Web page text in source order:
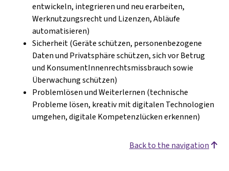
entwickeln, integrieren und neu erarbeiten,
Werknutzungsrecht und Lizenzen, Abläufe
automatisieren)
Sicherheit (Geräte schützen, personenbezogene
Daten und Privatsphäre schützen, sich vor Betrug
und KonsumentInnenrechtsmissbrauch sowie
Überwachung schützen)
Problemlösen und Weiterlernen (technische
Probleme lösen, kreativ mit digitalen Technologien
umgehen, digitale Kompetenzlücken erkennen)
Back to the navigation